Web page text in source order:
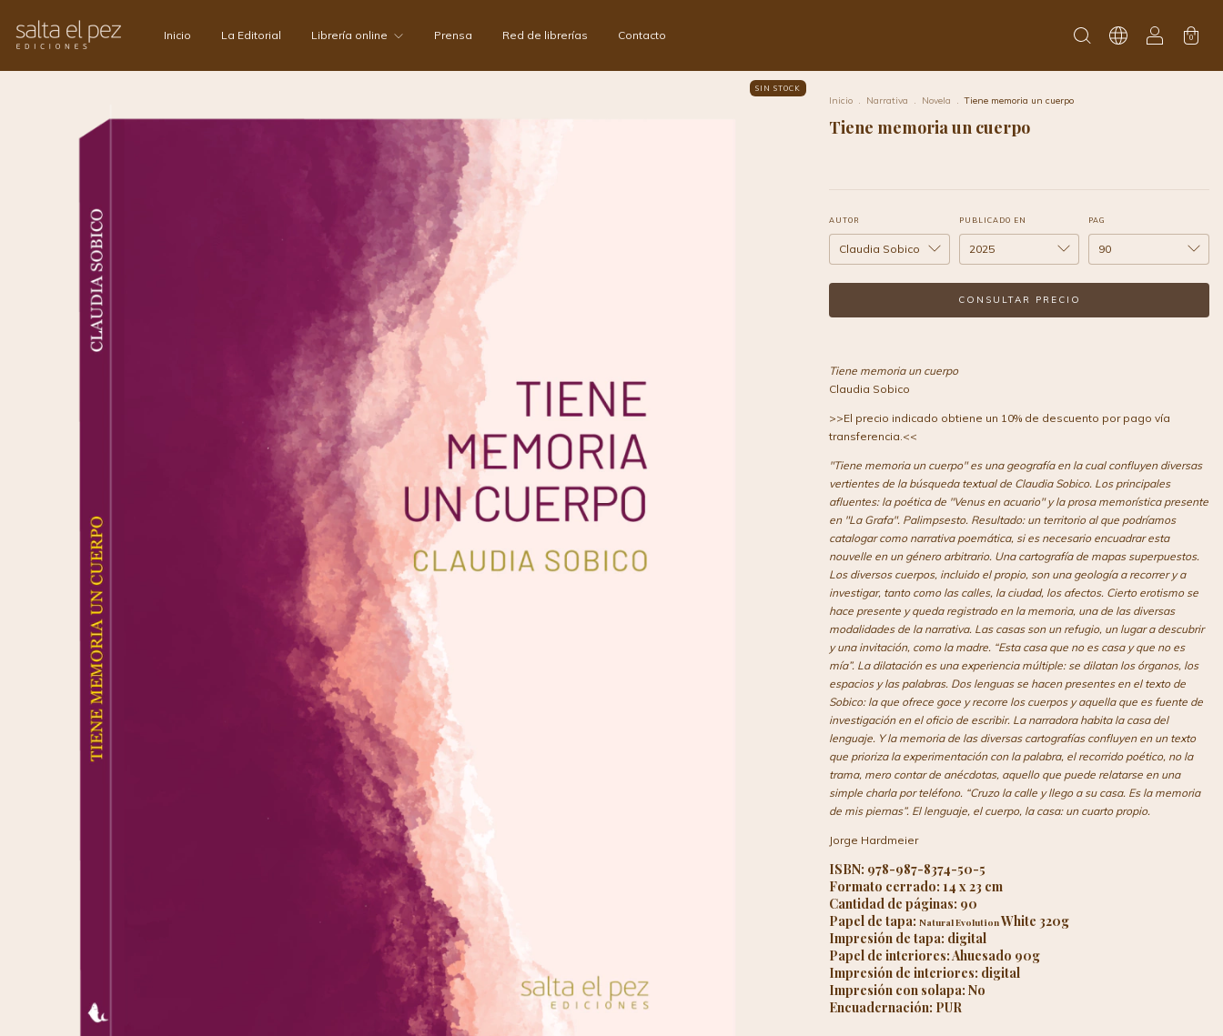
Inicio La Editorial Librería online Prensa Red de librerías Contacto 0
SIN STOCK
Inicio . Narrativa . Novela . Tiene memoria un cuerpo
Tiene memoria un cuerpo
AUTOR PUBLICADO EN PAG
Tiene memoria un cuerpo
Claudia Sobico
>>El precio indicado obtiene un 10% de descuento por pago vía
transferencia.<<
"Tiene memoria un cuerpo" es una geografía en la cual confluyen diversas
vertientes de la búsqueda textual de Claudia Sobico. Los principales
afluentes: la poética de "Venus en acuario" y la prosa memorística presente
en "La Grafa". Palimpsesto. Resultado: un territorio al que podríamos
catalogar como narrativa poemática, si es necesario encuadrar esta
nouvelle en un género arbitrario. Una cartografía de mapas superpuestos.
Los diversos cuerpos, incluido el propio, son una geología a recorrer y a
investigar, tanto como las calles, la ciudad, los afectos. Cierto erotismo se
hace presente y queda registrado en la memoria, una de las diversas
modalidades de la narrativa. Las casas son un refugio, un lugar a descubrir
y una invitación, como la madre. “Esta casa que no es casa y que no es
mía”. La dilatación es una experiencia múltiple: se dilatan los órganos, los
espacios y las palabras. Dos lenguas se hacen presentes en el texto de
Sobico: la que ofrece goce y recorre los cuerpos y aquella que es fuente de
investigación en el oficio de escribir. La narradora habita la casa del
lenguaje. Y la memoria de las diversas cartografías confluyen en un texto
que prioriza la experimentación con la palabra, el recorrido poético, no la
trama, mero contar de anécdotas, aquello que puede relatarse en una
simple charla por teléfono. “Cruzo la calle y llego a su casa. Es la memoria
de mis piernas”. El lenguaje, el cuerpo, la casa: un cuarto propio.
Jorge Hardmeier
ISBN: 978-987-8374-50-5
Formato cerrado: 14 x 23 cm
Cantidad de páginas: 90
Papel de tapa: Natural EvolutionWhite 320g
Impresión de tapa: digital
Papel de interiores: Ahuesado 90g
Impresión de interiores: digital
Impresión con solapa: No
Encuadernación: PUR